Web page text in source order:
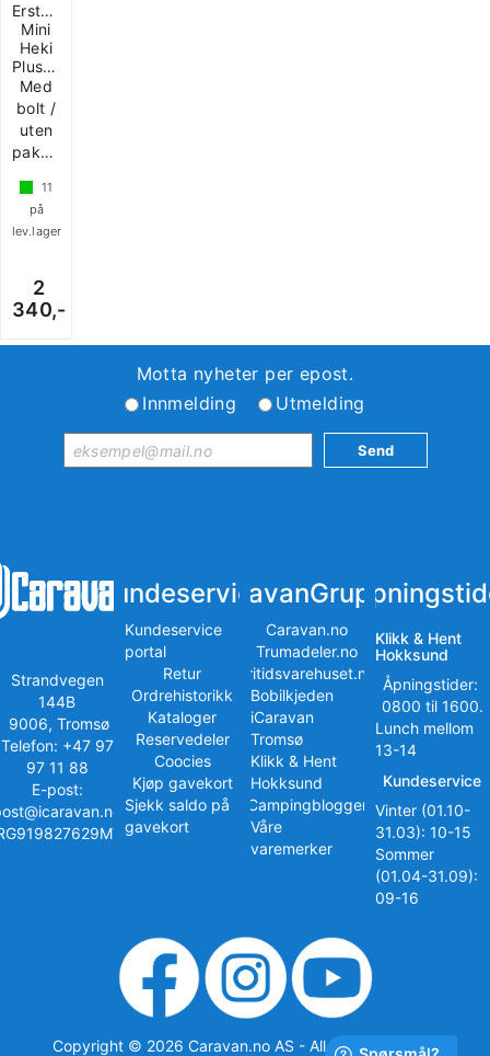
Erstatningsglass
Mini
Heki
Plus/Style
Med
bolt /
uten
pakning
11
på
lev.lager
2
340,-
Motta nyheter per epost.
Innmelding
Utmelding
Strandvegen
144B
9006, Tromsø
Telefon: +47 97
97 11 88
E-post:
Kundeservice
Kundeservice
portal
Retur
Ordrehistorikk
Kataloger
Reservedeler
Coocies
Kjøp gavekort
Sjekk saldo på
gavekort
iCaravanGruppen
Caravan.no
Trumadeler.no
Fritidsvarehuset.no
Bobilkjeden
iCaravan
Tromsø
Klikk & Hent
Hokksund
iCampingbloggen
Våre
varemerker
Klikk & Hent
Hokksund
Åpningstider:
0800 til 1600.
Lunch mellom
13-14
Kundeservice
Vinter (01.10-
31.03): 10-15
Sommer
(01.04-31.09):
09-16
Copyright © 2026 Caravan.no AS - All rights reserved